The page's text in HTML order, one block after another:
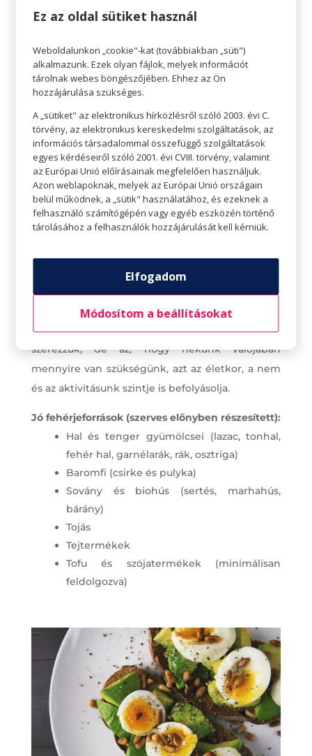
fenntartása érdekében.
Avokádó és avokádóolaj
Olajbogyó és olívaolaj
Diófélék (mandula, dió, kesudió)
Magok (chia, tök, len)
Zsíros hal (lazac vagy pisztráng)
Fehérje
A fehérje aminosavakkal látja el a testet, amik az
izomzat, az agy, az idegrendszer, a vér, a bőr és a
tápanyagokat is szállít, és hozzájárul az
egészséges immunrendszer támogatásához is.
A test napi fehérje igénye változó. Az ajánlott
napi kalóriánk 10-30% -át fehérjeforrásokból
szerezzük, de az, hogy nekünk valójában
mennyire van szükségünk, azt az életkor, a nem
és az aktivitásunk szintje is befolyásolja.
Jó fehérjeforrások (szerves előnyben részesített):
Hal és tenger gyümölcsei (lazac, tonhal,
fehér hal, garnélarák, rák, osztriga)
Baromfi (csirke és pulyka)
Sovány és biohús (sertés, marhahús,
bárány)
Tojás
Tejtermékek
Tofu és szójatermékek (minimálisan
feldolgozva)
Ez az oldal sütiket használ
Weboldalunkon „cookie"-kat (továbbiakban „süti")
alkalmazunk. Ezek olyan fájlok, melyek információt
tárolnak webes böngészőjében. Ehhez az Ön
hozzájárulása szükséges.
A „sütiket" az elektronikus hírközlésről szóló 2003. évi C.
törvény, az elektronikus kereskedelmi szolgáltatások, az
információs társadalommal összefüggő szolgáltatások
egyes kérdéseiről szóló 2001. évi CVIII. törvény, valamint
az Európai Unió előírásainak megfelelően használjuk.
Azon weblapoknak, melyek az Európai Unió országain
belül működnek, a „sütik" használatához, és ezeknek a
felhasználó számítógépén vagy egyéb eszközén történő
tárolásához a felhasználók hozzájárulását kell kérniük.
Elfogadom
Módosítom a beállításokat